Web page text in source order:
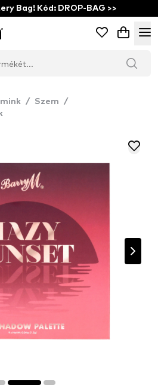
Bag! Kód: DROP-BAG >>
/ Szem
/